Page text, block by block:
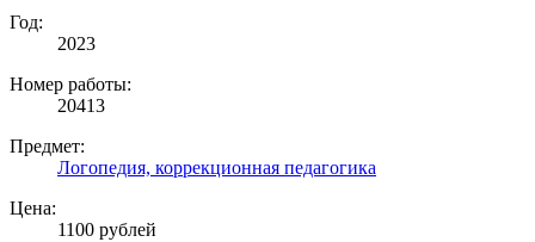
Год:
2023
Номер работы:
20413
Предмет:
Логопедия, коррекционная педагогика
Цена:
1100 рублей